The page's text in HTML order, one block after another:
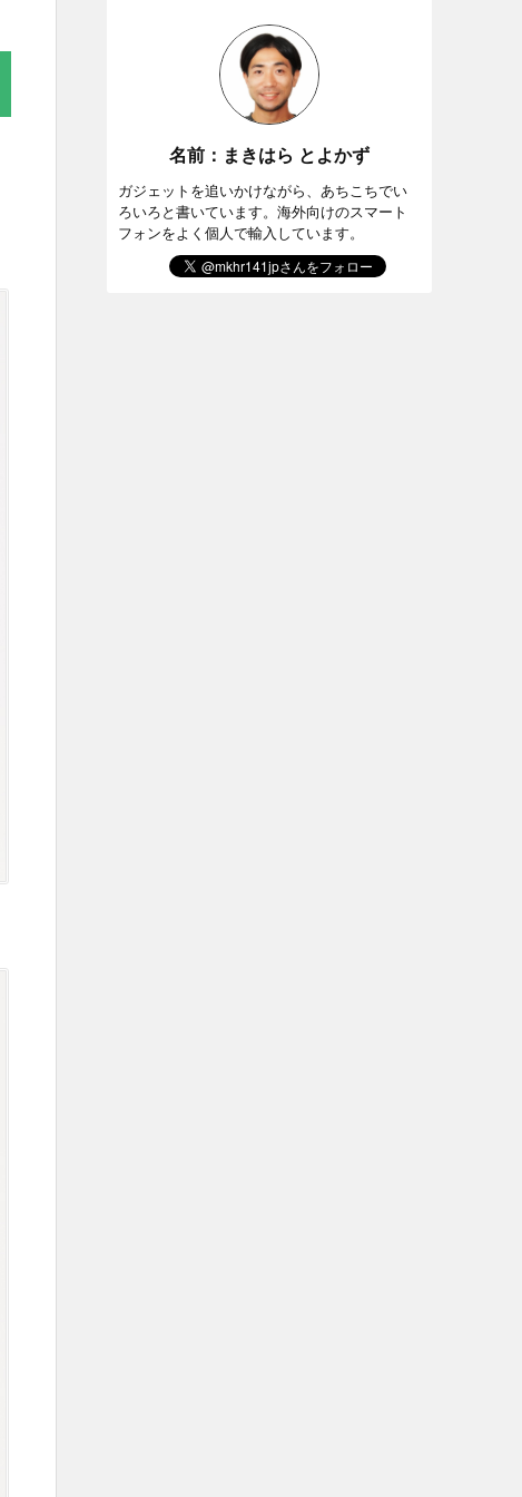
名前：まきはら とよかず
ガジェットを追いかけながら、あちこちでい
ろいろと書いています。海外向けのスマート
フォンをよく個人で輸入しています。